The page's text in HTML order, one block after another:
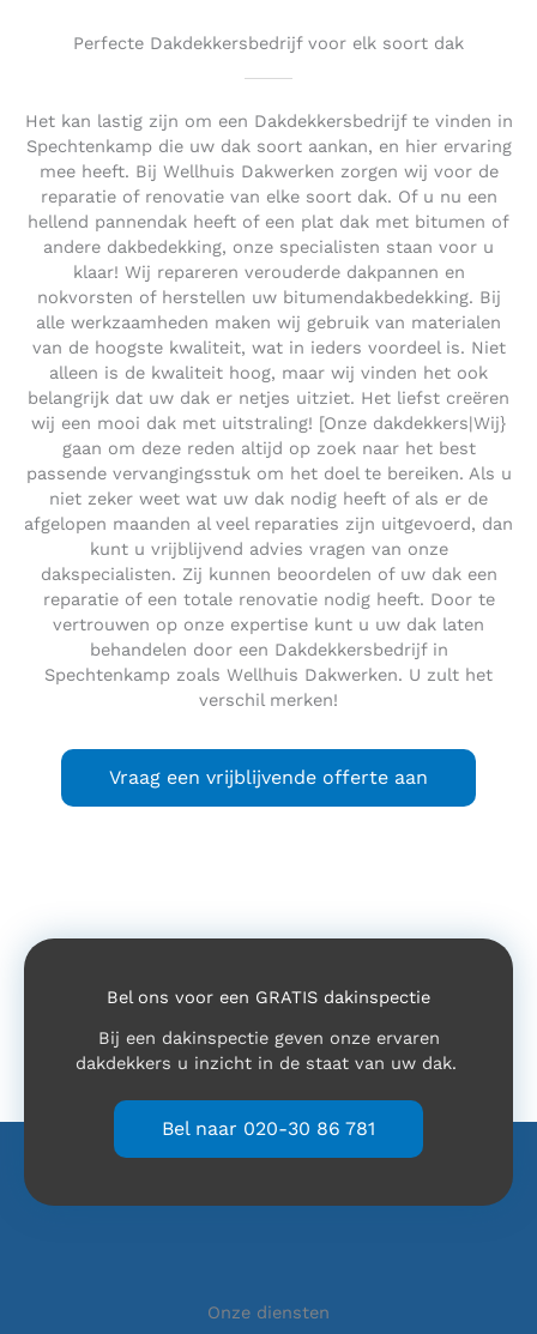
Perfecte Dakdekkersbedrijf voor elk soort dak
Het kan lastig zijn om een Dakdekkersbedrijf te vinden in
Spechtenkamp die uw dak soort aankan, en hier ervaring
mee heeft. Bij Wellhuis Dakwerken zorgen wij voor de
reparatie of renovatie van elke soort dak. Of u nu een
hellend pannendak heeft of een plat dak met bitumen of
andere dakbedekking, onze specialisten staan voor u
klaar! Wij repareren verouderde dakpannen en
nokvorsten of herstellen uw bitumendakbedekking. Bij
alle werkzaamheden maken wij gebruik van materialen
van de hoogste kwaliteit, wat in ieders voordeel is. Niet
alleen is de kwaliteit hoog, maar wij vinden het ook
belangrijk dat uw dak er netjes uitziet. Het liefst creëren
wij een mooi dak met uitstraling! [Onze dakdekkers|Wij}
gaan om deze reden altijd op zoek naar het best
passende vervangingsstuk om het doel te bereiken. Als u
niet zeker weet wat uw dak nodig heeft of als er de
afgelopen maanden al veel reparaties zijn uitgevoerd, dan
kunt u vrijblijvend advies vragen van onze
dakspecialisten. Zij kunnen beoordelen of uw dak een
reparatie of een totale renovatie nodig heeft. Door te
vertrouwen op onze expertise kunt u uw dak laten
behandelen door een Dakdekkersbedrijf in
Spechtenkamp zoals Wellhuis Dakwerken. U zult het
verschil merken!
Vraag een vrijblijvende offerte aan
Bel ons voor een GRATIS dakinspectie
Bij een dakinspectie geven onze ervaren
dakdekkers u inzicht in de staat van uw dak.
Bel naar 020-30 86 781
Onze diensten